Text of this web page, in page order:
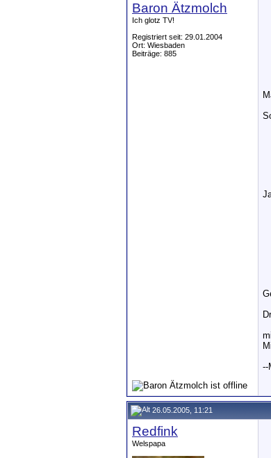
Baron Ätzmolch
Ich glotz TV!
Registriert seit: 29.01.2004
Ort: Wiesbaden
Beiträge: 885
--
26.05.2005, 11:21
Redfink
Welspapa